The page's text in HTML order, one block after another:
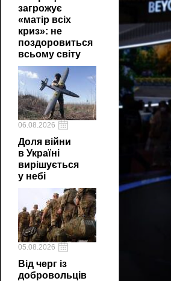
загрожує
«матір всіх
криз»: не
поздоровиться
всьому світу
06.08.2026
Доля війни
в Україні
вирішується
у небі
05.08.2026
Від черг із
добровольців